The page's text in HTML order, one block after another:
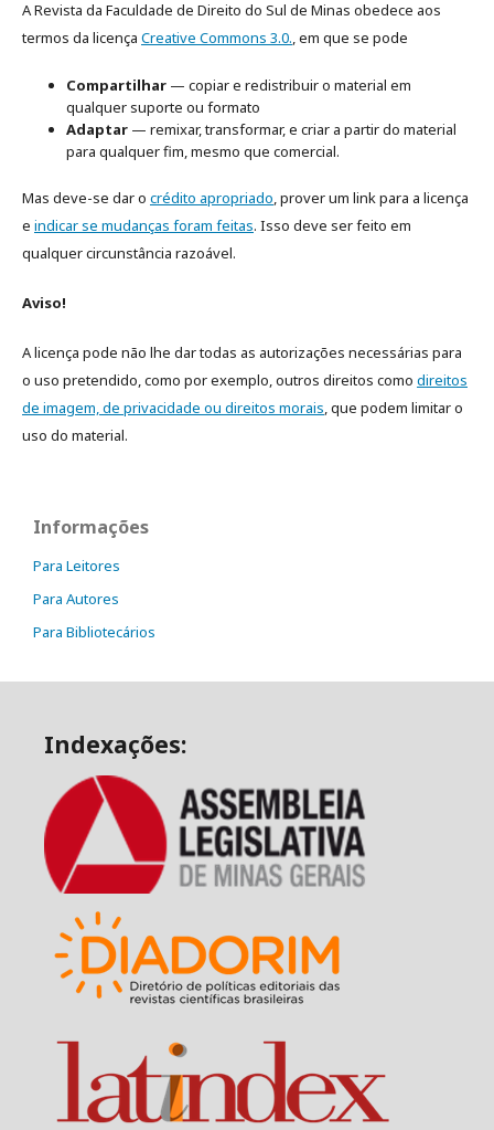
A Revista da Faculdade de Direito do Sul de Minas obedece aos
termos da licença Creative Commons 3.0., em que se pode
Compartilhar — copiar e redistribuir o material em
qualquer suporte ou formato
Adaptar — remixar, transformar, e criar a partir do material
para qualquer fim, mesmo que comercial.
Mas deve-se dar o crédito apropriado, prover um link para a licença
e indicar se mudanças foram feitas. Isso deve ser feito em
qualquer circunstância razoável.
Aviso!
A licença pode não lhe dar todas as autorizações necessárias para
o uso pretendido, como por exemplo, outros direitos como direitos
de imagem, de privacidade ou direitos morais, que podem limitar o
uso do material.
Informações
Para Leitores
Para Autores
Para Bibliotecários
Indexações: